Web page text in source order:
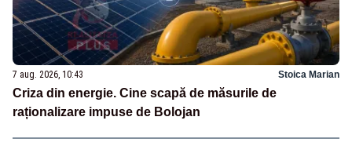
7 aug. 2026, 10:43 Stoica Marian
Criza din energie. Cine scapă de măsurile de
raționalizare impuse de Bolojan